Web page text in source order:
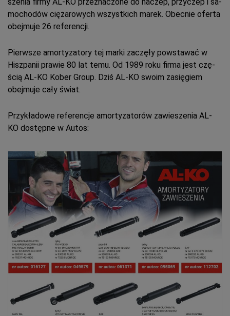
mo­cho­dów cię­ża­ro­wych wszyst­kich ma­rek. Obec­nie ofer­ta
obej­mu­je 26 re­fe­ren­cji.
Pierw­sze amor­ty­za­to­ry tej mar­ki za­czę­ły po­wsta­wać w
Hisz­pa­nii pra­wie 80 lat te­mu. Od 1989 ro­ku fir­ma jest czę­
ścią AL-KO Ko­ber Gro­up. Dziś AL-KO swo­im za­się­giem
obej­mu­je ca­ły świat.
Przy­kła­do­we re­fe­ren­cje amor­ty­za­to­rów za­wie­sze­nia AL-
KO dostępne w Autos: